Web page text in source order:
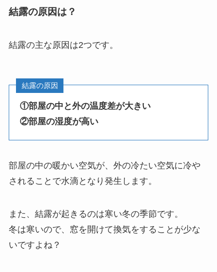
結露の原因は？
結露の主な原因は2つです。
結露の原因
①部屋の中と外の温度差が大きい
②部屋の湿度が高い
部屋の中の暖かい空気が、外の冷たい空気に冷や
されることで水滴となり発生します。
また、結露が起きるのは寒い冬の季節です。
冬は寒いので、窓を開けて換気をすることが少な
いですよね？